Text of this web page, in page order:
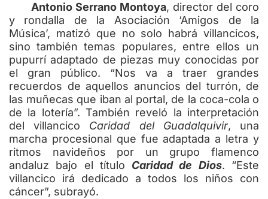
Antonio Serrano Montoya, director del coro
y rondalla de la Asociación ‘Amigos de la
Música’, matizó que no solo habrá villancicos,
sino también temas populares, entre ellos un
pupurrí adaptado de piezas muy conocidas por
el gran público. “Nos va a traer grandes
recuerdos de aquellos anuncios del turrón, de
las muñecas que iban al portal, de la coca-cola o
de la lotería”. También reveló la interpretación
del villancico Caridad del Guadalquivir, una
marcha procesional que fue adaptada a letra y
ritmos navideños por un grupo flamenco
andaluz bajo el título Caridad de Dios. “Este
villancico irá dedicado a todos los niños con
cáncer”, subrayó.